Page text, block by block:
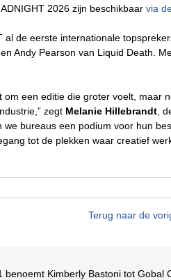
2026 zijn beschikbaar via
al de eerste internationale
Andy Pearson van Liquid Death.
om een editie die groter voelt, maar
zegt Melanie Hillebrandt ,
bureaus een podium voor hun
tot de plekken waar creatief
Terug naar de
benoemt Kimberly Bastoni tot Gobal